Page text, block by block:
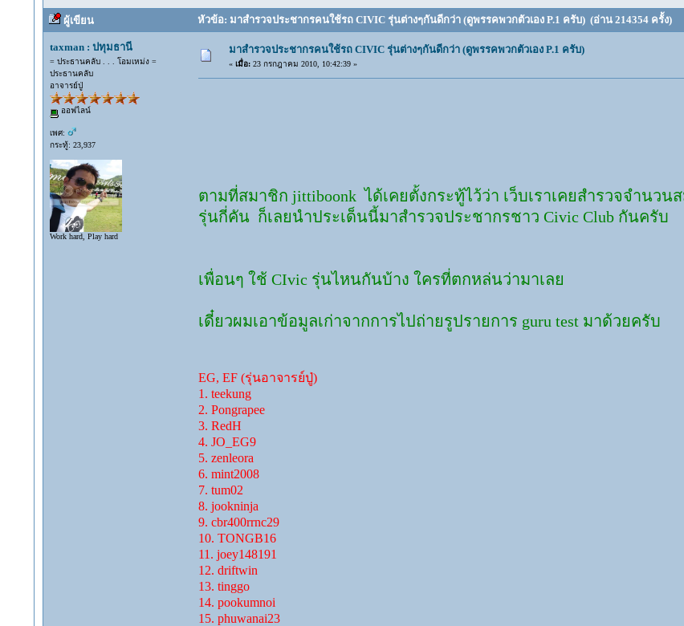
ผู้เขียน หัวข้อ: มาสำรวจประชากรคนใช้รถ CIVIC รุ่นต่างๆกันดีกว่า (ดูพรรคพวกตัวเอง P.1 ครับ) (อ่าน 214354 ครั้ง)
taxman : ปทุมธานี
= ประธานคลับ . . . โอมเหม่ง =
ประธานคลับ
อาจารย์ปู่
ออฟไลน์
เพศ:
กระทู้: 23,937
Work hard, Play hard
มาสำรวจประชากรคนใช้รถ CIVIC รุ่นต่างๆกันดีกว่า (ดูพรรคพวกตัวเอง P.1 ครับ)
« เมื่อ:23 กรกฎาคม 2010, 10:42:39 »
ตามที่สมาชิก jittiboonk ได้เคยตั้งกระทู้ไว้ว่า เว็บเราเคยสำรวจจำนว
รุ่นกี่คัน ก็เลยนำประเด็นนี้มาสำรวจประชากรชาว Civic Club กันครับ
เพื่อนๆ ใช้ CIvic รุ่นไหนกันบ้าง ใครที่ตกหล่นว่ามาเลย
เดี๋ยวผมเอาข้อมูลเก่าจากการไปถ่ายรูปรายการ guru test มาด้วยครับ
EG, EF (รุ่นอาจารย์ปู่)
1. teekung
2. Pongrapee
3. RedH
4. JO_EG9
5. zenleora
6. mint2008
7. tum02
8. jookninja
9. cbr400rrnc29
10. TONGB16
11. joey148191
12. driftwin
13. tinggo
14. pookumnoi
15. phuwanai23